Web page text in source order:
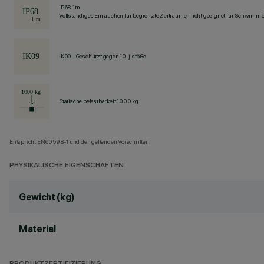
IP68 1m
Vollständiges Eintauchen für begrenzte Zeiträume, nicht geeignet für
IK09 - Geschützt gegen 10-j-stöße
Statische belastbarkeit 1000 kg
Entspricht EN60598-1 und den geltenden Vorschriften.
PHYSIKALISCHE EIGENSCHAFTEN
Gewicht (kg)
Material